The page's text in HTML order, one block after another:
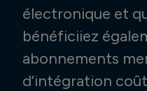
électronique et
bénéficiiez
abonnements
d’intégration